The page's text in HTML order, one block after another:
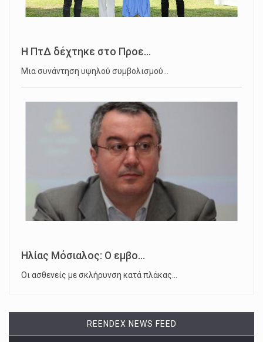
Η ΠτΔ δέχτηκε στο Προε...
Μια συνάντηση υψηλού συμβολισμού…
Ηλίας Μόσιαλος: Ο εμβο...
Οι ασθενείς με σκλήρυνση κατά πλάκας…
REENDEX NEWS FEED